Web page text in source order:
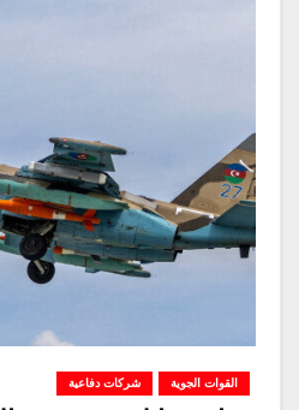
القوات الجوية شركات دفاعية